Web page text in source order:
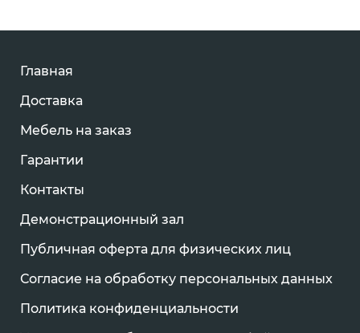
Главная
Доставка
Мебель на заказ
Гарантии
Контакты
Демонстрационный зал
Публичная оферта для физических лиц
Согласие на обработку персональных данных
Политика конфиденциальности